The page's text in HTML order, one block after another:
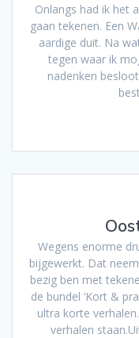
Onlangs had ik het
gaan tekenen. Een
aardige duit. Na
tegen waar ik
nadenken
Wegens enorme
bijgewerkt. Dat
bezig ben met
de bundel ‘Kort &
ultra korte
verhalen